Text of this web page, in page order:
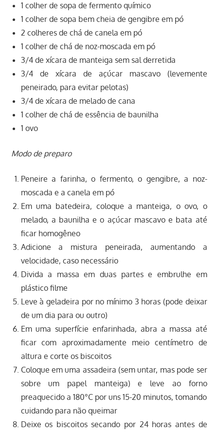
1 colher de sopa de fermento químico
1 colher de sopa bem cheia de gengibre em pó
2 colheres de chá de canela em pó
1 colher de chá de noz-moscada em pó
3/4 de xícara de manteiga sem sal derretida
3/4 de xícara de açúcar mascavo (levemente
peneirado, para evitar pelotas)
3/4 de xícara de melado de cana
1 colher de chá de essência de baunilha
1 ovo
Modo de preparo
Peneire a farinha, o fermento, o gengibre, a noz-
moscada e a canela em pó
Em uma batedeira, coloque a manteiga, o ovo, o
melado, a baunilha e o açúcar mascavo e bata até
ficar homogêneo
Adicione a mistura peneirada, aumentando a
velocidade, caso necessário
Divida a massa em duas partes e embrulhe em
plástico filme
Leve à geladeira por no mínimo 3 horas (pode deixar
de um dia para ou outro)
Em uma superfície enfarinhada, abra a massa até
ficar com aproximadamente meio centímetro de
altura e corte os biscoitos
Coloque em uma assadeira (sem untar, mas pode ser
sobre um papel manteiga) e leve ao forno
preaquecido a 180°C por uns 15-20 minutos, tomando
cuidando para não queimar
Deixe os biscoitos secando por 24 horas antes de